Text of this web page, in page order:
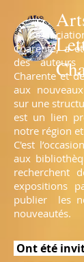
Charente, a
des
Charente et
aux
sur une
est un lien
notre région
C'est
aux
recherchent
expositions
publier les
nouveautés.
Ont été